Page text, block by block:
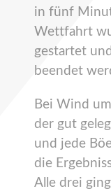
in fünf
Wettfahrt
gestartet
beendet
Bei Wind
der gut
und jede
die
Alle drei